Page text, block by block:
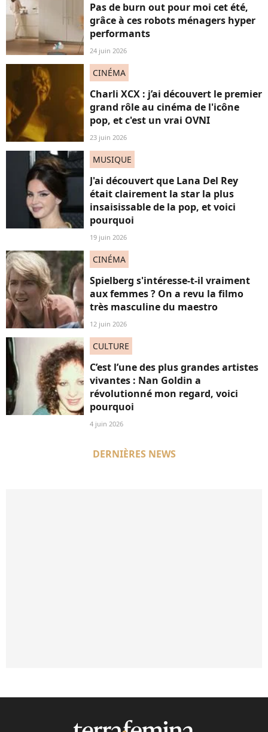
Pas de burn out pour moi cet été,
grâce à ces robots ménagers hyper
performants
24 juin 2026
CINÉMA
Charli XCX : j’ai découvert le premier
grand rôle au cinéma de l'icône
pop, et c'est un vrai OVNI
23 juin 2026
MUSIQUE
J'ai découvert que Lana Del Rey
était clairement la star la plus
insaisissable de la pop, et voici
pourquoi
19 juin 2026
CINÉMA
Spielberg s'intéresse-t-il vraiment
aux femmes ? On a revu la filmo
très masculine du maestro
12 juin 2026
CULTURE
C’est l’une des plus grandes artistes
vivantes : Nan Goldin a
révolutionné mon regard, voici
pourquoi
4 juin 2026
DERNIÈRES NEWS